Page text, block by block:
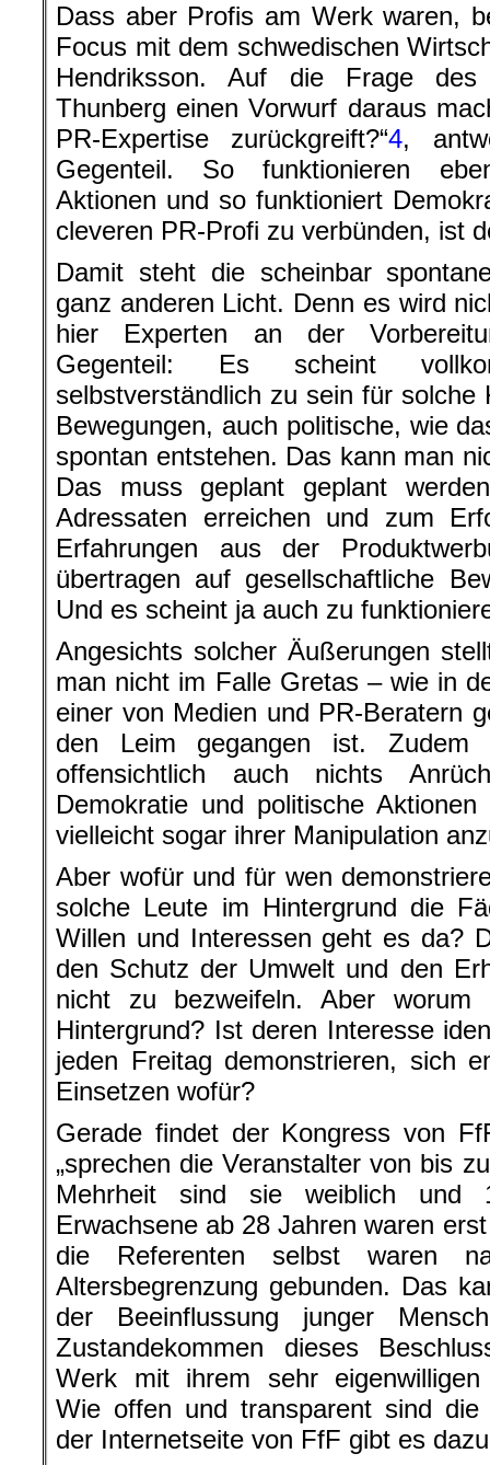
Dass aber Profis am Werk waren,
Focus mit dem schwedischen
Hendriksson. Auf die Frage
Thunberg einen Vorwurf daraus
PR-Expertise zurückgreift?“4,
Gegenteil. So funktionieren
Aktionen und so funktioniert
cleveren PR-Profi zu verbünden, ist
Damit steht die scheinbar
ganz anderen Licht. Denn es wird
hier Experten an der
Gegenteil: Es scheint
selbstverständlich zu sein für solche
Bewegungen, auch politische, wie
spontan entstehen. Das kann man
Das muss geplant geplant
Adressaten erreichen und zum
Erfahrungen aus der
übertragen auf gesellschaftliche
Und es scheint ja auch zu
Angesichts solcher Äußerungen
man nicht im Falle Gretas – wie in
einer von Medien und PR-Beratern
den Leim gegangen ist. Zudem
offensichtlich auch nichts
Demokratie und politische
vielleicht sogar ihrer Manipulation
Aber wofür und für wen
solche Leute im Hintergrund die
Willen und Interessen geht es da?
den Schutz der Umwelt und den
nicht zu bezweifeln. Aber
Hintergrund? Ist deren Interesse
jeden Freitag demonstrieren, sich
Einsetzen wofür?
Gerade findet der Kongress von
„sprechen die Veranstalter von bis
Mehrheit sind sie weiblich
Erwachsene ab 28 Jahren waren
die Referenten selbst waren
Altersbegrenzung gebunden. Das
der Beeinflussung junger
Zustandekommen dieses
Werk mit ihrem sehr eigenwilligen
Wie offen und transparent sind die
der Internetseite von FfF gibt es